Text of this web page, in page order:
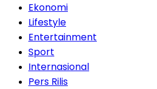
Ekonomi
Lifestyle
Entertainment
Sport
Internasional
Pers Rilis